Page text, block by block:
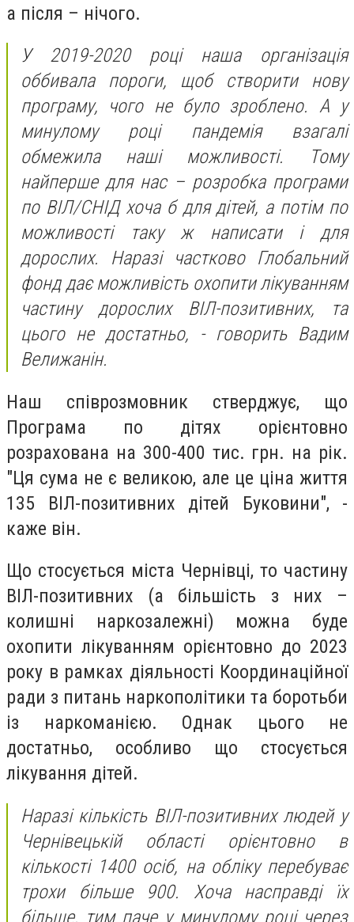
а після – нічого.
У 2019-2020 році наша організація
оббивала пороги, щоб створити нову
програму, чого не було зроблено. А у
минулому році пандемія взагалі
обмежила наші можливості. Тому
найперше для нас – розробка програми
по ВІЛ/СНІД хоча б для дітей, а потім по
можливості таку ж написати і для
дорослих. Наразі частково Глобальний
фонд дає можливість охопити лікуванням
частину дорослих ВІЛ-позитивних, та
цього не достатньо, - говорить Вадим
Велижанін.
Наш співрозмовник стверджує, що
Програма по дітях орієнтовно
розрахована на 300-400 тис. грн. на рік.
"Ця сума не є великою, але це ціна життя
135 ВІЛ-позитивних дітей Буковини", -
каже він.
Що стосується міста Чернівці, то частину
ВІЛ-позитивних (а більшість з них –
колишні наркозалежні) можна буде
охопити лікуванням орієнтовно до 2023
року в рамках діяльності Координаційної
ради з питань наркополітики та боротьби
із наркоманією. Однак цього не
достатньо, особливо що стосується
лікування дітей.
Наразі кількість ВІЛ-позитивних людей у
Чернівецькій області орієнтовно в
кількості 1400 осіб, на обліку перебуває
трохи більше 900. Хоча насправді їх
більше, тим паче у минулому році через